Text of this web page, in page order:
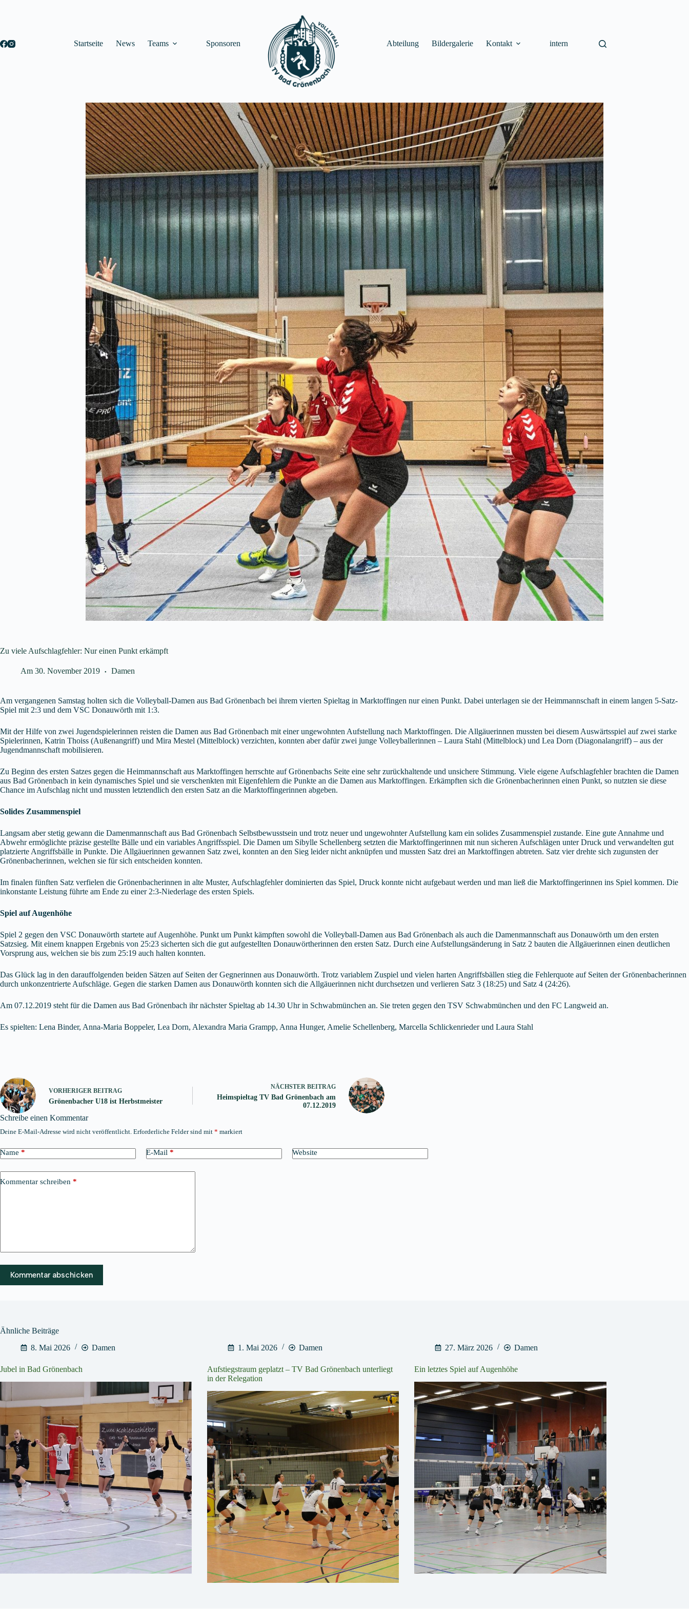
Startseite News Teams Sponsoren Abteilung Bildergalerie Kontakt intern
Zu viele Aufschlagfehler: Nur einen Punkt erkämpft
Am 30. November 2019 Damen
Am vergangenen Samstag holten sich die Volleyball-Damen aus Bad Grönenbach bei ihrem vierten Spieltag in Marktoffingen nur einen Punkt. Dabei unterlagen sie der Heimmannschaft in einem langen 5-Satz-
Spiel mit 2:3 und dem VSC Donauwörth mit 1:3.
Mit der Hilfe von zwei Jugendspielerinnen reisten die Damen aus Bad Grönenbach mit einer ungewohnten Aufstellung nach Marktoffingen. Die Allgäuerinnen mussten bei diesem Auswärtsspiel auf zwei starke
Spielerinnen, Katrin Thoiss (Außenangriff) und Mira Mestel (Mittelblock) verzichten, konnten aber dafür zwei junge Volleyballerinnen – Laura Stahl (Mittelblock) und Lea Dorn (Diagonalangriff) – aus der
Jugendmannschaft mobilisieren.
Zu Beginn des ersten Satzes gegen die Heimmannschaft aus Marktoffingen herrschte auf Grönenbachs Seite eine sehr zurückhaltende und unsichere Stimmung. Viele eigene Aufschlagfehler brachten die Damen
aus Bad Grönenbach in kein dynamisches Spiel und sie verschenkten mit Eigenfehlern die Punkte an die Damen aus Marktoffingen. Erkämpften sich die Grönenbacherinnen einen Punkt, so nutzten sie diese
Chance im Aufschlag nicht und mussten letztendlich den ersten Satz an die Marktoffingerinnen abgeben.
Solides Zusammenspiel
Langsam aber stetig gewann die Damenmannschaft aus Bad Grönenbach Selbstbewusstsein und trotz neuer und ungewohnter Aufstellung kam ein solides Zusammenspiel zustande. Eine gute Annahme und
Abwehr ermöglichte präzise gestellte Bälle und ein variables Angriffsspiel. Die Damen um Sibylle Schellenberg setzten die Marktoffingerinnen mit nun sicheren Aufschlägen unter Druck und verwandelten gut
platzierte Angriffsbälle in Punkte. Die Allgäuerinnen gewannen Satz zwei, konnten an den Sieg leider nicht anknüpfen und mussten Satz drei an Marktoffingen abtreten. Satz vier drehte sich zugunsten der
Grönenbacherinnen, welchen sie für sich entscheiden konnten.
Im finalen fünften Satz verfielen die Grönenbacherinnen in alte Muster, Aufschlagfehler dominierten das Spiel, Druck konnte nicht aufgebaut werden und man ließ die Marktoffingerinnen ins Spiel kommen. Die
inkonstante Leistung führte am Ende zu einer 2:3-Niederlage des ersten Spiels.
Spiel auf Augenhöhe
Spiel 2 gegen den VSC Donauwörth startete auf Augenhöhe. Punkt um Punkt kämpften sowohl die Volleyball-Damen aus Bad Grönenbach als auch die Damenmannschaft aus Donauwörth um den ersten
Satzsieg. Mit einem knappen Ergebnis von 25:23 sicherten sich die gut aufgestellten Donauwörtherinnen den ersten Satz. Durch eine Aufstellungsänderung in Satz 2 bauten die Allgäuerinnen einen deutlichen
Vorsprung aus, welchen sie bis zum 25:19 auch halten konnten.
Das Glück lag in den darauffolgenden beiden Sätzen auf Seiten der Gegnerinnen aus Donauwörth. Trotz variablem Zuspiel und vielen harten Angriffsbällen stieg die Fehlerquote auf Seiten der Grönenbacherinnen
durch unkonzentrierte Aufschläge. Gegen die starken Damen aus Donauwörth konnten sich die Allgäuerinnen nicht durchsetzen und verlieren Satz 3 (18:25) und Satz 4 (24:26).
Am 07.12.2019 steht für die Damen aus Bad Grönenbach ihr nächster Spieltag ab 14.30 Uhr in Schwabmünchen an. Sie treten gegen den TSV Schwabmünchen und den FC Langweid an.
Es spielten: Lena Binder, Anna-Maria Boppeler, Lea Dorn, Alexandra Maria Grampp, Anna Hunger, Amelie Schellenberg, Marcella Schlickenrieder und Laura Stahl
VORHERIGER BEITRAG
Grönenbacher U18 ist Herbstmeister
NÄCHSTER BEITRAG
Heimspieltag TV Bad Grönenbach am
07.12.2019
Schreibe einen Kommentar
Deine E-Mail-Adresse wird nicht veröffentlicht. Erforderliche Felder sind mit * markiert
Name * E-Mail * Website
Kommentar schreiben *
Kommentar abschicken
Ähnliche Beiträge
8. Mai 2026
Damen
Jubel in Bad Grönenbach
1. Mai 2026 Damen
Aufstiegstraum geplatzt – TV Bad Grönenbach unterliegt
in der Relegation
27. März 2026 Damen
Ein letztes Spiel auf Augenhöhe